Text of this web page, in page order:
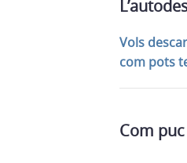
Vols
com pots
Com